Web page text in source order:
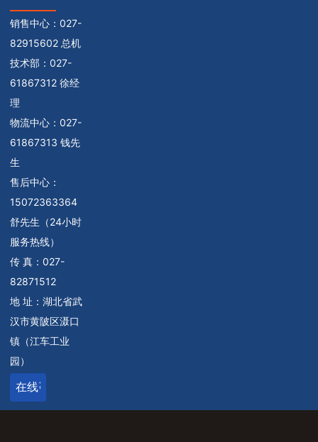
销售中心： 027-
82915602 总机
技术部： 027-
61867312 徐经
理
物流中心： 027-
61867313 钱先
生
售后中心：
15072363364
舒先生（24小时
服务热线）
传 真：027-
82871512
地 址：湖北省武
汉市黄陂区滠口
镇（江车工业
园）
在线咨询